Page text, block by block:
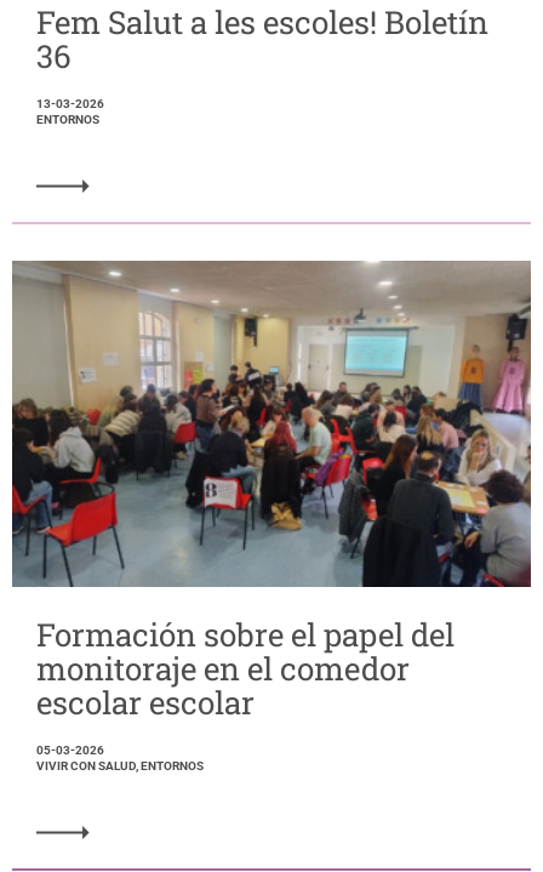
Fem Salut a les escoles! Boletín
36
13-03-2026
ENTORNOS
Formación sobre el papel del
monitoraje en el comedor
escolar escolar
05-03-2026
VIVIR CON SALUD, ENTORNOS